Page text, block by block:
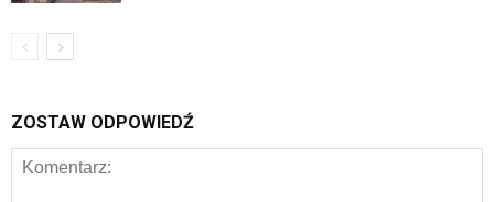
ZOSTAW ODPOWIEDŹ